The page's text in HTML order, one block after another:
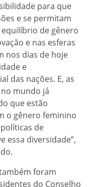
para que
e se permitam
de gênero
e nas esferas
nos dias de hoje
e
das nações. E, as
mundo já
que estão
o gênero feminino
de
essa diversidade”,
foram
do Conselho